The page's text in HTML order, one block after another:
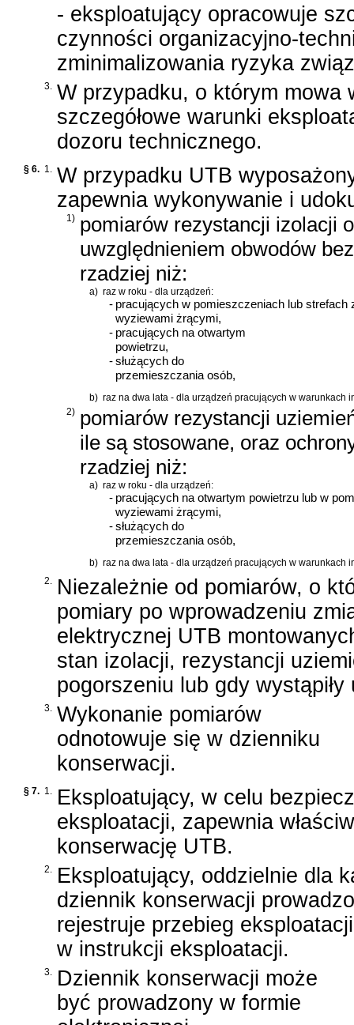
- eksploatujący opracowuje
czynności organizacyjno-
zminimalizowania ryzyka
3. W przypadku, o którym mowa
szczegółowe warunki
dozoru technicznego.
§ 6. 1. W przypadku UTB
zapewnia wykonywanie i
1) pomiarów rezystancji izolacji
uwzględnieniem obwodów
rzadziej niż:
a) raz w roku - dla urządzeń:
-pracujących w pomieszczeniach lub
wyziewami żrącymi,
-pracujących na otwartym
powietrzu,
-służących do
przemieszczania osób,
b) raz na dwa lata - dla urządzeń pracujących w warunkach
2) pomiarów rezystancji
ile są stosowane, oraz
rzadziej niż:
a) raz w roku - dla urządzeń:
-pracujących na otwartym powietrzu lub w
wyziewami żrącymi,
-służących do
przemieszczania osób,
b) raz na dwa lata - dla urządzeń pracujących w warunkach
2. Niezależnie od pomiarów, o
pomiary po wprowadzeniu
elektrycznej UTB
stan izolacji, rezystancji
pogorszeniu lub gdy
3. Wykonanie pomiarów
odnotowuje się w dzienniku
konserwacji.
§ 7. 1. Eksploatujący, w celu
eksploatacji, zapewnia
konserwację UTB.
2. Eksploatujący, oddzielnie dla
dziennik konserwacji
rejestruje przebieg
w instrukcji eksploatacji.
3. Dziennik konserwacji może
być prowadzony w formie